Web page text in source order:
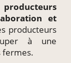
et
producteurs
à une
fermes.